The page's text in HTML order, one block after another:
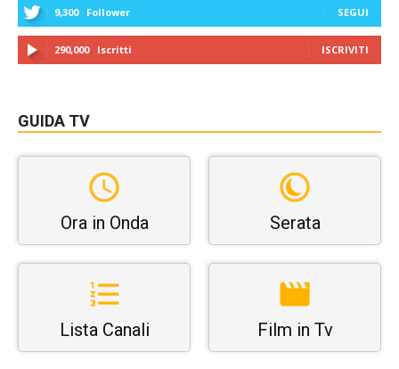
9,300 Follower SEGUI
290,000 Iscritti ISCRIVITI
GUIDA TV
Ora in Onda Serata
Lista Canali Film in Tv